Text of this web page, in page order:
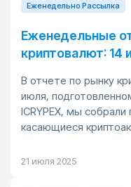
Еженедельно Pассылка
Еженедельные
криптовалют: 14
В отчете по рынку
июля,
ICRYPEX, мы
касающиеся
21 июля 2025